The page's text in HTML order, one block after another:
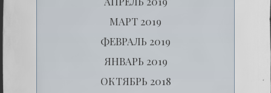
МАРТ 2019
ФЕВРАЛЬ 2019
ЯНВАРЬ 2019
ОКТЯБРЬ 2018